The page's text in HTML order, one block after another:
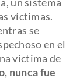
víctimas.
se
en el
víctima de
nunca fue